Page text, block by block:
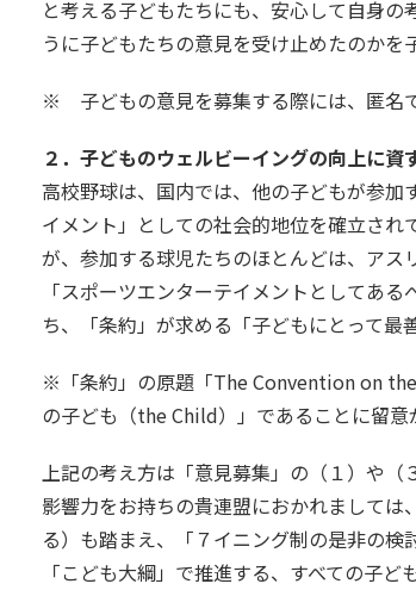
と考える子どもたちにも、安心して自身
うに子どもたちの意見を受け止めたのかを
※ 子どもの意見を募集する際には、匿名
２．子どものウェルビーイングの向上に資
高校野球は、国内では、他の子どもが参
イメント」としての社会的地位を確立さ
が、参加する球児たちのほとんどは、アス
「スポーツエンターテイメントとしてあ
ち、「条約」が求める「子どもにとって最
※「条約」の原題「The Convention on
の子ども（the Child）」であることに留意
上記の考え方は「意見募集」の（１）や（
影響力をお持ちの貴連盟におかれまして
る）も踏まえ、「７イニング制の是非の検
「こども大綱」で推進する、すべての子